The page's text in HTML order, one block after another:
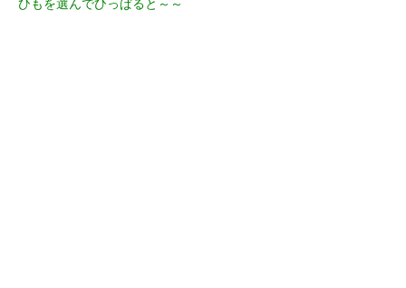
ひもを選んでひっぱると～～